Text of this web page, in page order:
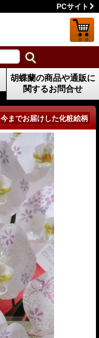
PCサイト
胡蝶蘭の商品や通販に
関するお問合せ
今までお届けした化粧絵柄